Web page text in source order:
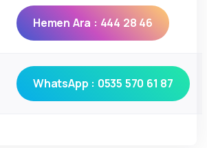
Hemen Ara : 444 28 46
WhatsApp : 0535 570 61 87